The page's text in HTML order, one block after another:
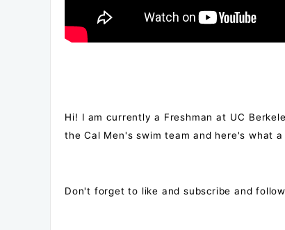
Hi! I am currently a Freshman at UC
the Cal Men's swim team and here's what
Don't forget to like and subscribe and